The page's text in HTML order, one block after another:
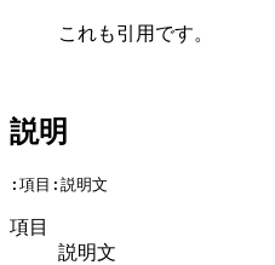
これも引用です。
説明
項目
説明文